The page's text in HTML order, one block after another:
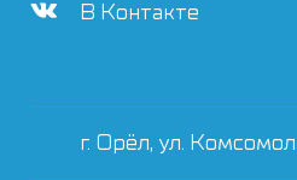
В Контакте
г. Орёл, ул.